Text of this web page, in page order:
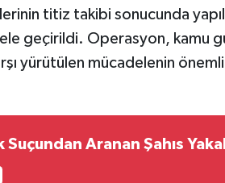
titiz takibi sonucunda
geçirildi. Operasyon, kamu
yürütülen mücadelenin
Suçundan Aranan Şahıs